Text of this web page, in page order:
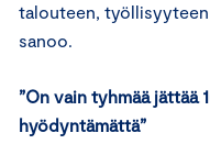
talouteen,
sanoo.
”On vain tyhmää jättää
hyödyntämättä”